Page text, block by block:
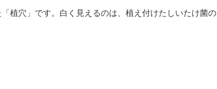
植穴」です。白く見えるのは、植え付けたしいたけ菌の